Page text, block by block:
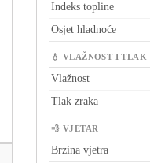
Indeks topline
Osjet hladnoće
💧 VLAŽNOST I TLAK
Vlažnost
Tlak zraka
💨 VJETAR
Brzina vjetra